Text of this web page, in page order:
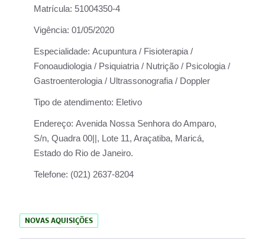
Matrícula: 51004350-4
Vigência: 01/05/2020
Especialidade: Acupuntura / Fisioterapia /
Fonoaudiologia / Psiquiatria / Nutrição / Psicologia /
Gastroenterologia / Ultrassonografia / Doppler
Tipo de atendimento: Eletivo
Endereço: Avenida Nossa Senhora do Amparo,
S/n, Quadra 00||, Lote 11, Araçatiba, Maricá,
Estado do Rio de Janeiro.
Telefone: (021) 2637-8204
NOVAS AQUISIÇÕES